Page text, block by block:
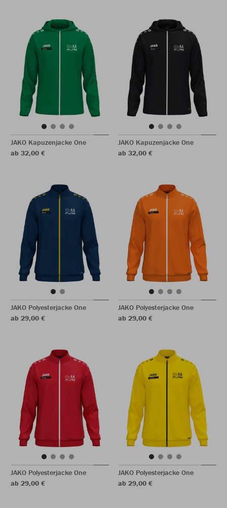
JAKO Kapuzenjacke One
ab 32,00 €
JAKO Kapuzenjacke One
ab 32,00 €
JAKO Polyesterjacke One
ab 29,00 €
JAKO Polyesterjacke One
ab 29,00 €
JAKO Polyesterjacke One
ab 29,00 €
JAKO Polyesterjacke One
ab 29,00 €